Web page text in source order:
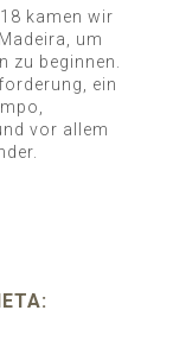
kamen wir
um
zu beginnen.
ein
vor allem